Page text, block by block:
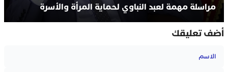
مراسلة مهمة لعبد النباوي لحماية المرأة والأسرة
أضف تعليقك